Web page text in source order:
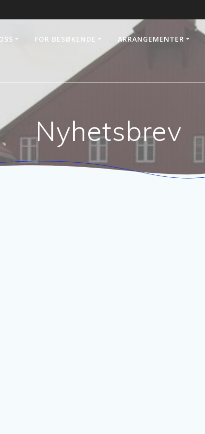
FOR BESØKENDE ARRANGEMENTER
Nyhetsbrev